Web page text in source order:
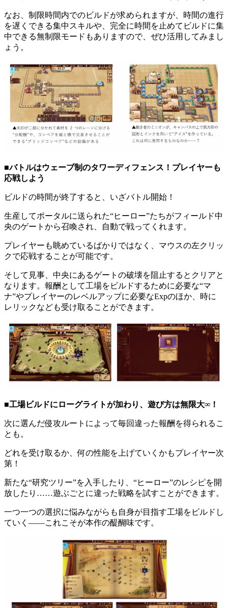
なお、制限時間内でのビルドが求められますが、時間の進行
を遅くできる集中スキルや、完全に時間を止めてビルドに集
中できる無制限モードもありますので、ぜひ活用してみまし
ょう。
■バトルはウェーブ制のタワーディフェンス！プレイヤーも
応戦しよう
ビルドの時間が終了すると、いざバトル開始！
生産してポータルに送られた“ヒーロー”たちがフィールド中
央のゲートから召喚され、自動で戦ってくれます。
プレイヤーも眺めているばかりではなく、マウスの左クリッ
クで応戦することが可能です。
そして見事、中央にあるゲートの破壊を阻止するとクリアと
なります。報酬として工場をビルドするために必要な“マ
ナ”やプレイヤーのレベルアップに必要なExpのほか、時に
レリックなども受け取ることができます。
■工場ビルドにローグライトが加わり、遊び方は無限大∞！
次に選んだ侵攻ルートによって毎回違った報酬を得られるこ
とも。
どれを受け取るか、何の性能を上げていくかもプレイヤー次
第！
新たな“研究ツリー”を入手したり、“ヒーロー”のレシピを開
放したり……遊ぶごとに違った戦略を試すことができます。
一つ一つの選択に悩みながらも自身が目指す工場をビルドし
ていく――これこそが本作の醍醐味です。